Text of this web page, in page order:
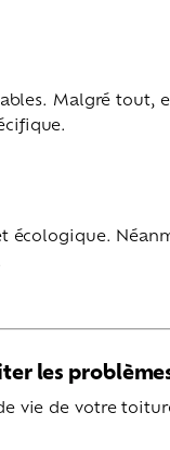
Malgré tout,
écologique.
les
vie de votre